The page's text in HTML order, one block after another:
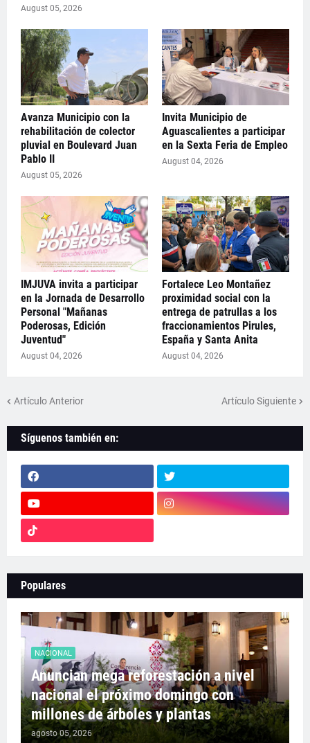
August 05, 2026
Avanza Municipio con la
rehabilitación de colector
pluvial en Boulevard Juan
Pablo II
August 05, 2026
Invita Municipio de
Aguascalientes a participar
en la Sexta Feria de Empleo
August 04, 2026
IMJUVA invita a participar
en la Jornada de Desarrollo
Personal "Mañanas
Poderosas, Edición
Juventud"
August 04, 2026
Fortalece Leo Montañez
proximidad social con la
entrega de patrullas a los
fraccionamientos Pirules,
España y Santa Anita
August 04, 2026
Artículo Anterior Artículo Siguiente
Síguenos también en:
Populares
NACIONAL
Anuncian mega reforestación a nivel
nacional el próximo domingo con
millones de árboles y plantas
agosto 05, 2026